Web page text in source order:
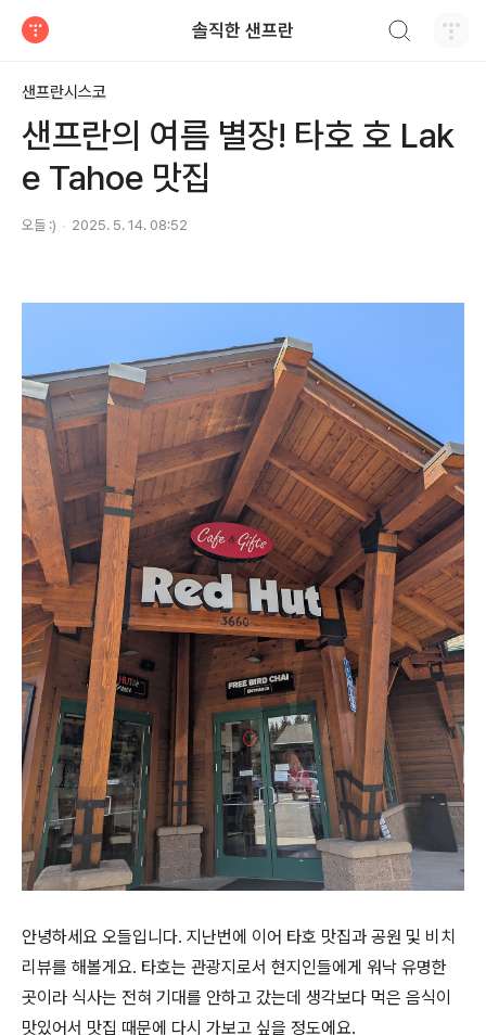
솔직한 샌프란
샌프란시스코
샌프란의 여름 별장! 타호 호 Lak
e Tahoe 맛집
오들 :) 2025. 5. 14. 08:52
안녕하세요 오들입니다. 지난번에 이어 타호 맛집과 공원 및 비치
리뷰를 해볼게요. 타호는 관광지로서 현지인들에게 워낙 유명한
곳이라 식사는 전혀 기대를 안하고 갔는데 생각보다 먹은 음식이
맛있어서 맛집 때문에 다시 가보고 싶을 정도에요.